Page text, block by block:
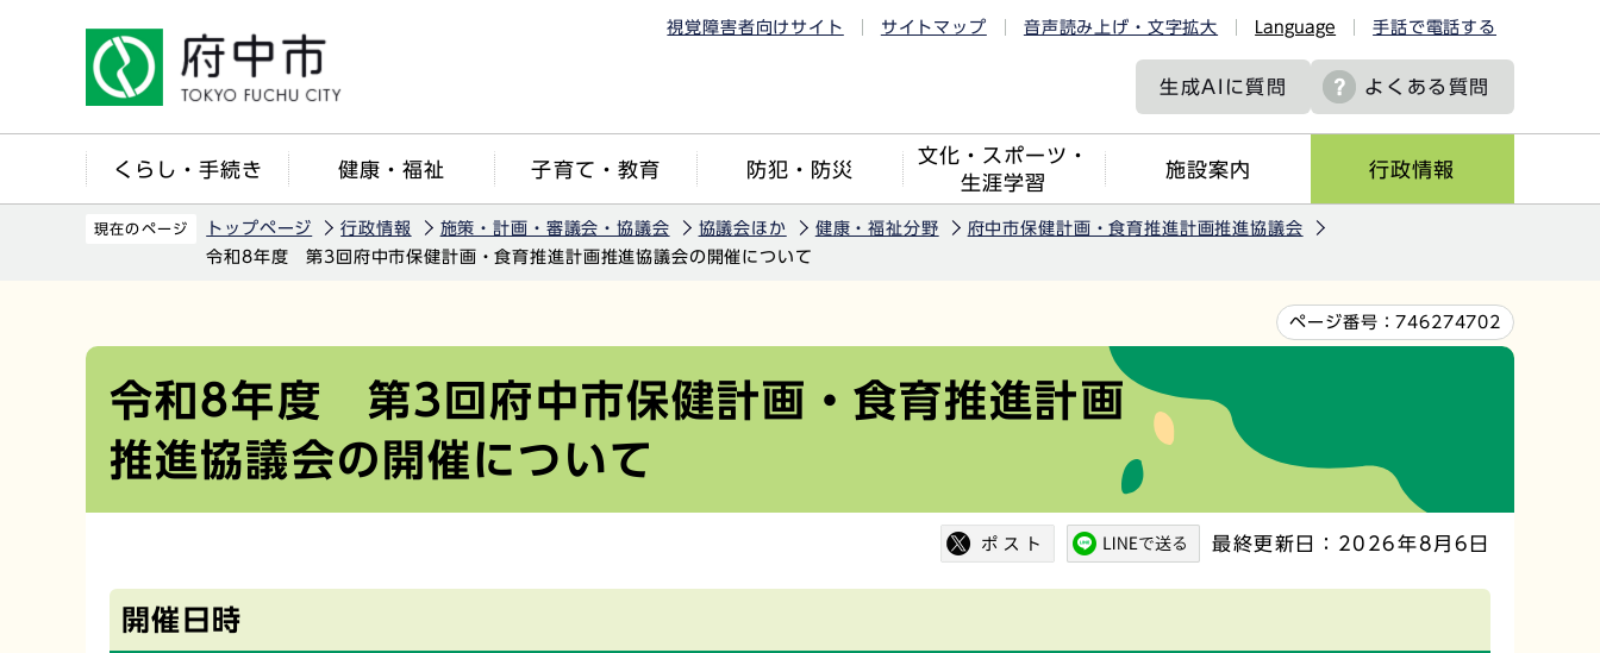
視覚障害者向けサイト サイトマップ 音声読み上げ・文字拡大 Language 手話で電話する
生成AIに質問 よくある質問
くらし・手続き 健康・福祉 子育て・教育 防犯・防災
文化・スポーツ・
生涯学習
施設案内 行政情報
現在のページ トップページ 行政情報 施策・計画・審議会・協議会 協議会ほか 健康・福祉分野
府中市保健計画・食育推進計画推進協議会
令和8年度 第3回府中市保健計画・食育推進計画推進協議会の開催について
ページ番号： 746274702
令和8年度 第3回府中市保健計画・食育推進計画
推進協議会の開催について
最終更新日：2026年8月6日
開催日時